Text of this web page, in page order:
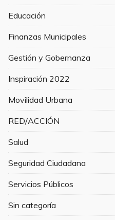
Educación
Finanzas Municipales
Gestión y Gobernanza
Inspiración 2022
Movilidad Urbana
RED/ACCIÓN
Salud
Seguridad Ciudadana
Servicios Públicos
Sin categoría